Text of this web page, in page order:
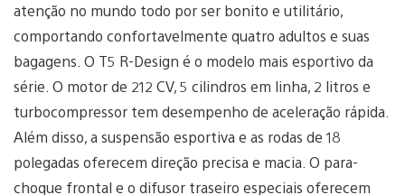
atenção no mundo todo por ser bonito e utilitário,
comportando confortavelmente quatro adultos e suas
bagagens. O T5 R-Design é o modelo mais esportivo da
série. O motor de 212 CV, 5 cilindros em linha, 2 litros e
turbocompressor tem desempenho de aceleração rápida.
Além disso, a suspensão esportiva e as rodas de 18
polegadas oferecem direção precisa e macia. O para-
choque frontal e o difusor traseiro especiais oferecem